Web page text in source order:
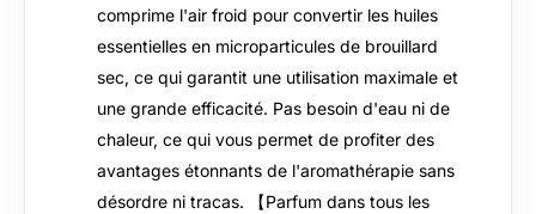
comprime l'air froid pour convertir les huiles
essentielles en microparticules de brouillard
sec, ce qui garantit une utilisation maximale et
une grande efficacité. Pas besoin d'eau ni de
chaleur, ce qui vous permet de profiter des
avantages étonnants de l'aromathérapie sans
désordre ni tracas. 【Parfum dans tous les